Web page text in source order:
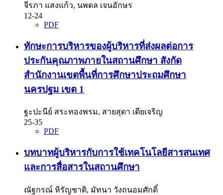
จีรภา แสงแก้ว, นพดล เจนอักษร
12-24
PDF
ทักษะการบริหารของผู้บริหารที่ส่งผลต่อการ
ประกันคุณภาพภายในสถานศึกษา สังกัด
สำนักงานเขตพื้นที่การศึกษาประถมศึกษา
นครปฐม เขต 1
ฐะปะนีย์ สระทองพรม, สายสุดา เตียเจริญ
25-35
PDF
บทบาทผู้บริหารกับการใช้เทคโนโลยีสารสนเทศ
และการสื่อสารในสถานศึกษา
ณัฐกรณ์ หิรัญชาติ, มัทนา วังถนอมศักดิ์